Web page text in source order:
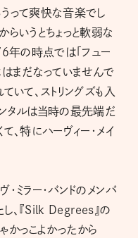
うって爽快な音楽でし
らいうとちょっと軟弱な
年の時点では「フュー
はまだなっていませんで
いて、ストリングズも入
ンタルは当時の最先端だ
、特にハーヴィー・メイ
ミラー・バンドのメンバ
、『Silk Degrees』の
かっこよかったから